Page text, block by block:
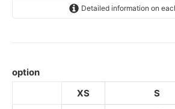
Detailed information on
DBE/SLB
One
option
XS
S